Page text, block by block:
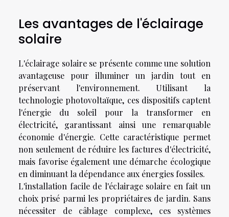
Les avantages de l'éclairage
solaire
L'éclairage solaire se présente comme une solution
avantageuse pour illuminer un jardin tout en
préservant l'environnement. Utilisant la
technologie photovoltaïque, ces dispositifs captent
l'énergie du soleil pour la transformer en
électricité, garantissant ainsi une remarquable
économie d'énergie. Cette caractéristique permet
non seulement de réduire les factures d'électricité,
mais favorise également une démarche écologique
en diminuant la dépendance aux énergies fossiles.
L'installation facile de l'éclairage solaire en fait un
choix prisé parmi les propriétaires de jardin. Sans
nécessiter de câblage complexe, ces systèmes